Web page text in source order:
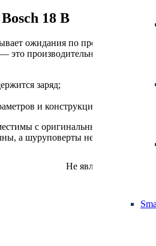
18 В
ожидания по
производительные
заряд;
и конструкции.
с оригинальным
а шуруповерты не
Не является